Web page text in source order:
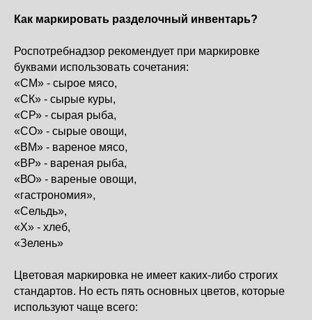
Как маркировать разделочный инвентарь?
Роспотребнадзор рекомендует при маркировке
буквами использовать сочетания:
«СМ» - сырое мясо,
«СК» - сырые куры,
«СР» - сырая рыба,
«СО» - сырые овощи,
«ВМ» - вареное мясо,
«ВР» - вареная рыба,
«ВО» - вареные овощи,
«гастрономия»,
«Сельдь»,
«Х» - хлеб,
«Зелень»
Цветовая маркировка не имеет каких-либо строгих
стандартов. Но есть пять основных цветов, которые
используют чаще всего: